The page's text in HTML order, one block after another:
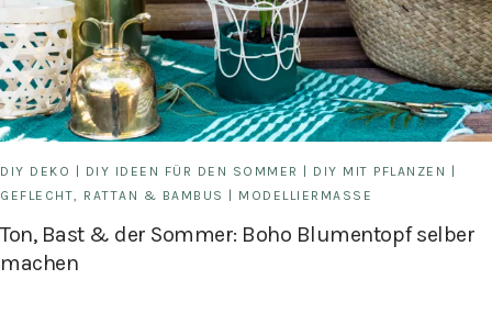
DIY DEKO DIY IDEEN FÜR DEN SOMMER DIY MIT PFLANZEN
GEFLECHT, RATTAN & BAMBUS
MODELLIERMASSE
Ton, Bast & der Sommer: Boho Blumentopf selber
machen